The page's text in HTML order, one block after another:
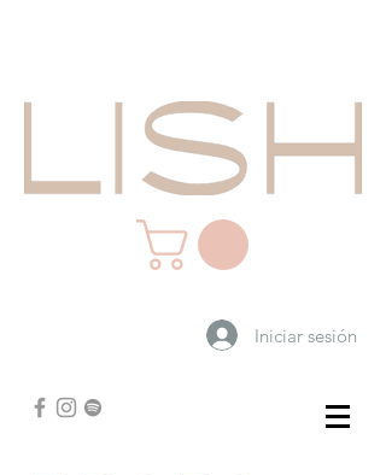
Iniciar sesión